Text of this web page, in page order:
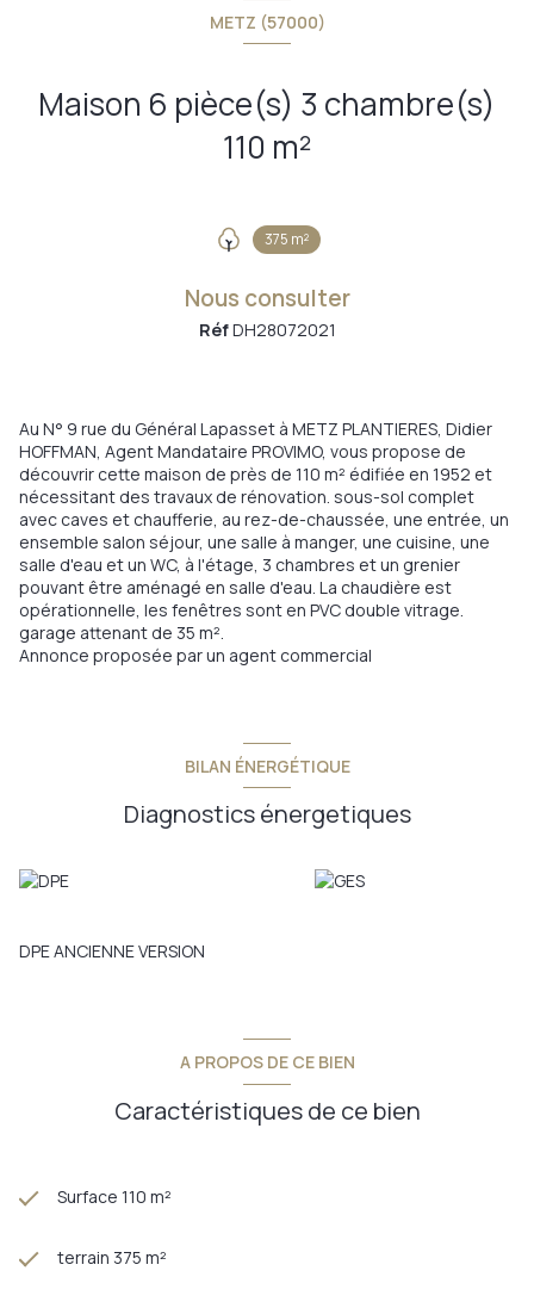
METZ (57000)
Maison 6 pièce(s) 3 chambre(s)
110 m²
375 m²
Nous consulter
RéfDH28072021
Au N° 9 rue du Général Lapasset à METZ PLANTIERES, Didier
HOFFMAN, Agent Mandataire PROVIMO, vous propose de
découvrir cette maison de près de 110 m² édifiée en 1952 et
nécessitant des travaux de rénovation. sous-sol complet
avec caves et chaufferie, au rez-de-chaussée, une entrée, un
ensemble salon séjour, une salle à manger, une cuisine, une
salle d'eau et un WC, à l'étage, 3 chambres et un grenier
pouvant être aménagé en salle d'eau. La chaudière est
opérationnelle, les fenêtres sont en PVC double vitrage.
garage attenant de 35 m².
Annonce proposée par un agent commercial
BILAN ÉNERGÉTIQUE
Diagnostics énergetiques
DPE ANCIENNE VERSION
A PROPOS DE CE BIEN
Caractéristiques de ce bien
Surface 110 m²
terrain 375 m²